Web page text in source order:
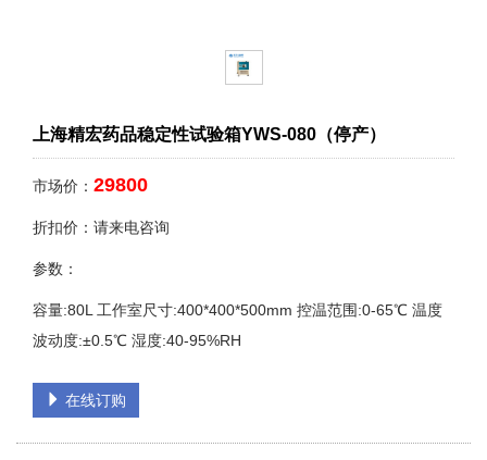
上海精宏药品稳定性试验箱YWS-080（停产）
市场价： 29800
折扣价：请来电咨询
参数：
容量:80L 工作室尺寸:400*400*500mm 控温范围:0-65℃ 温度
波动度:±0.5℃ 湿度:40-95%RH
在线订购